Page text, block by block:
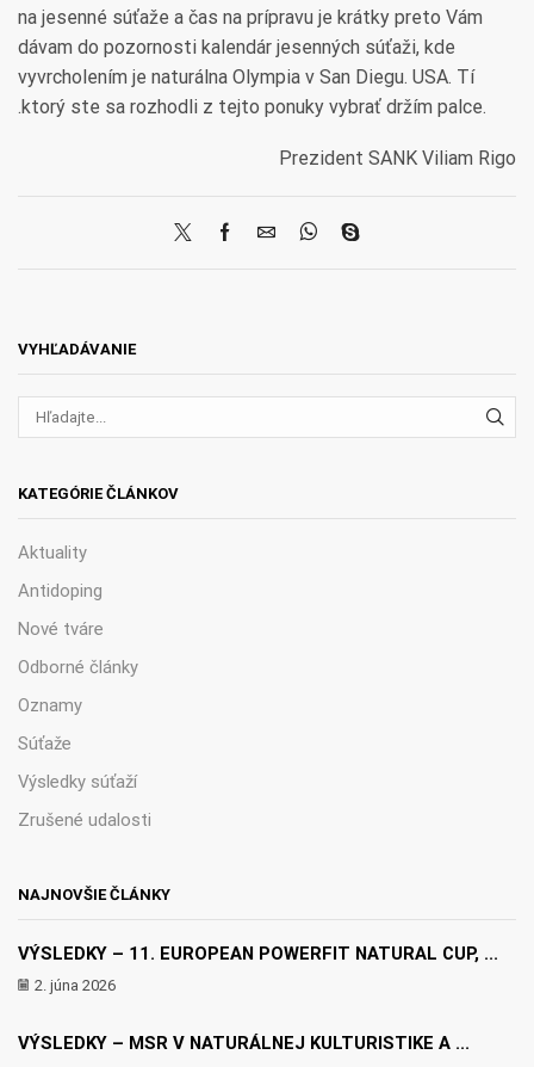
na jesenné súťaže a čas na prípravu je krátky preto Vám
dávam do pozornosti kalendár jesenných súťaži, kde
vyvrcholením je naturálna Olympia v San Diegu. USA. Tí
.ktorý ste sa rozhodli z tejto ponuky vybrať držím palce.
Prezident SANK Viliam Rigo
VYHĽADÁVANIE
KATEGÓRIE ČLÁNKOV
Aktuality
Antidoping
Nové tváre
Odborné články
Oznamy
Súťaže
Výsledky súťaží
Zrušené udalosti
NAJNOVŠIE ČLÁNKY
VÝSLEDKY – 11. EUROPEAN POWERFIT NATURAL CUP, ...
2. júna 2026
VÝSLEDKY – MSR V NATURÁLNEJ KULTURISTIKE A ...